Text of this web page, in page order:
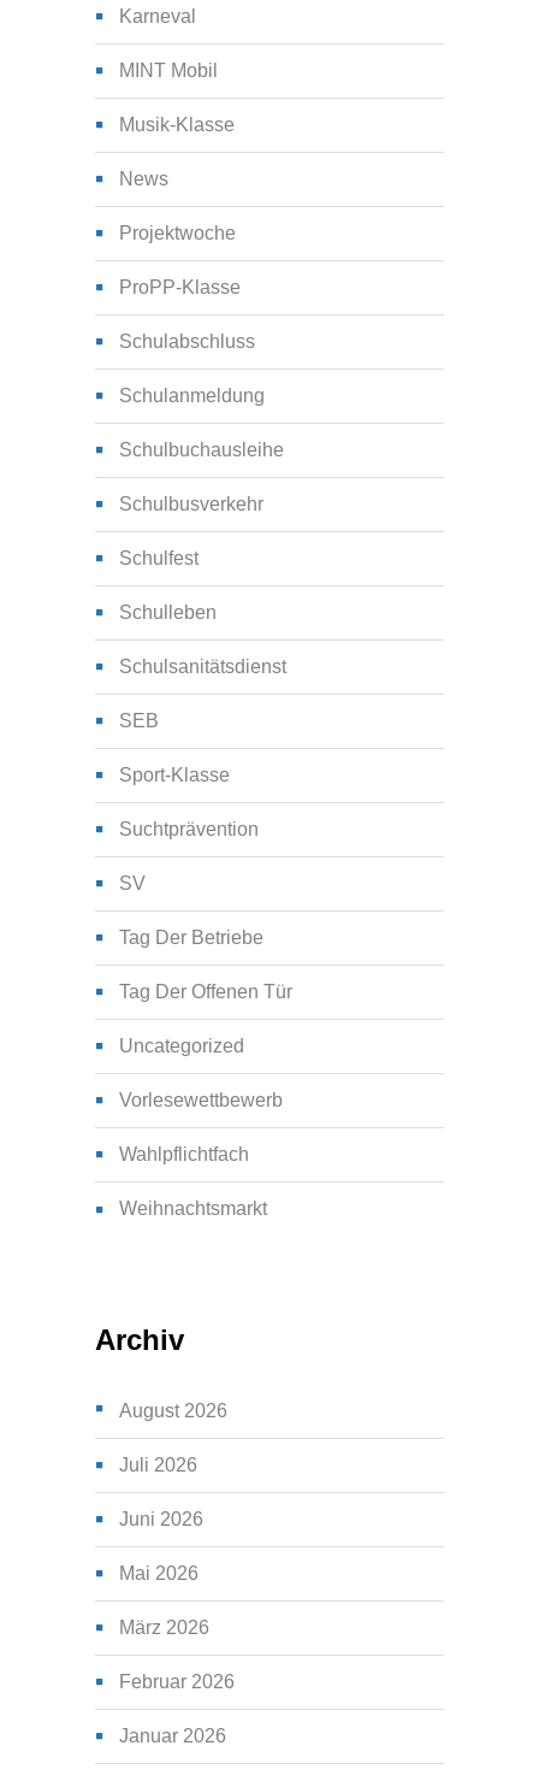
Karneval
MINT Mobil
Musik-Klasse
News
Projektwoche
ProPP-Klasse
Schulabschluss
Schulanmeldung
Schulbuchausleihe
Schulbusverkehr
Schulfest
Schulleben
Schulsanitätsdienst
SEB
Sport-Klasse
Suchtprävention
SV
Tag Der Betriebe
Tag Der Offenen Tür
Uncategorized
Vorlesewettbewerb
Wahlpflichtfach
Weihnachtsmarkt
Archiv
August 2026
Juli 2026
Juni 2026
Mai 2026
März 2026
Februar 2026
Januar 2026